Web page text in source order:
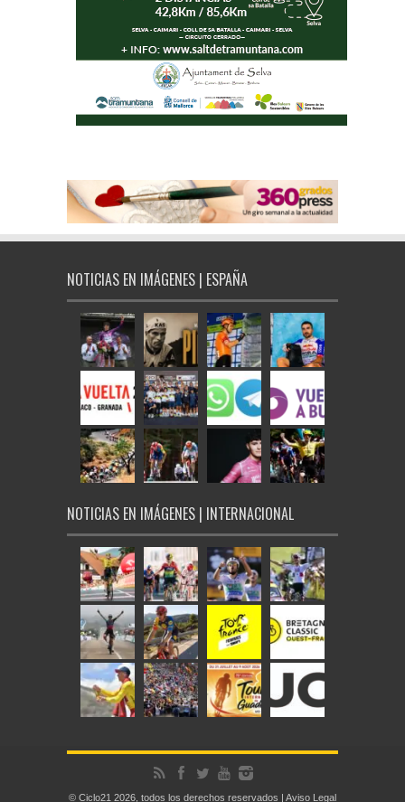
NOTICIAS EN IMÁGENES | ESPAÑA
NOTICIAS EN IMÁGENES | INTERNACIONAL
© Ciclo21 2026, todos los derechos reservados | Aviso Legal